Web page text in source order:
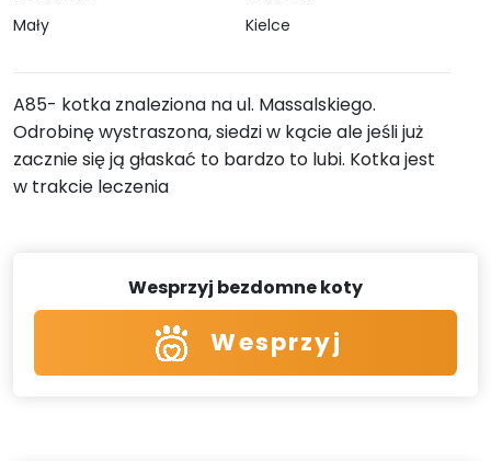
Mały Kielce
A85- kotka znaleziona na ul. Massalskiego.
Odrobinę wystraszona, siedzi w kącie ale jeśli już
zacznie się ją głaskać to bardzo to lubi. Kotka jest
w trakcie leczenia
Wesprzyj bezdomne koty
Wesprzyj